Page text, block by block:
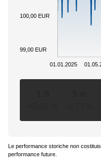
01.01.2025
100,00 EUR
99,00 EUR
Le performance storiche non
performance future.